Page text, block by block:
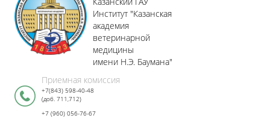
Институт "Казанская
академия
ветеринарной
медицины
имени Н.Э. Баумана"
Приемная комиссия
+7(843) 598-40-48
(доб. 711,712)
+7 (960) 056-76-67